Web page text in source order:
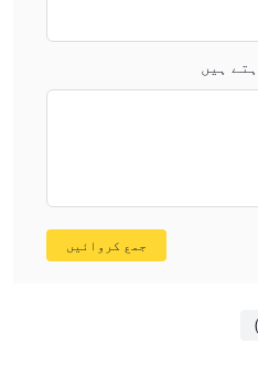
assessing whether
personal trading
ہیں
جمع کروائیں